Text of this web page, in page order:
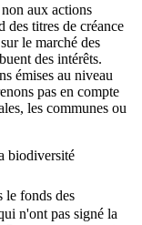
aux actions
des titres de créance
le marché des
des intérêts.
émises au niveau
pas en compte
les communes ou
biodiversité
le fonds des
n'ont pas signé la